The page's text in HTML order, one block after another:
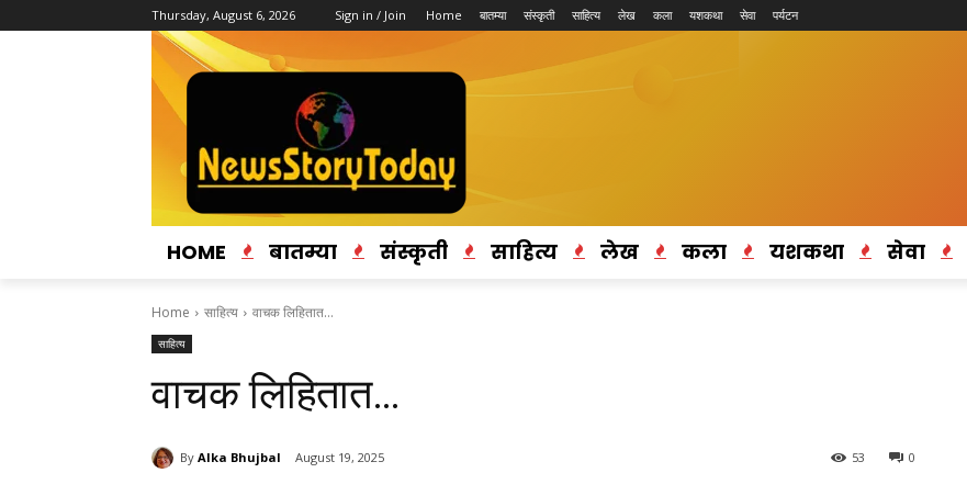
Thursday, August 6, 2026 Sign in / Join Home बातम्या संस्कृती साहित्य लेख कला यशकथा सेवा पर्यटन
HOME बातम्या संस्कृती साहित्य लेख कला यशकथा सेवा
Home साहित्य वाचक लिहितात…
साहित्य
वाचक लिहितात…
By Alka Bhujbal August 19, 2025 0
53